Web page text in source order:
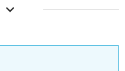
expand_more